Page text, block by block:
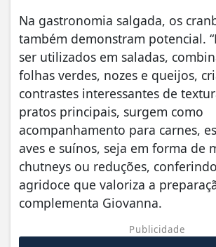
Na gastronomia salgada, os
também demonstram potencial.
ser utilizados em saladas,
folhas verdes, nozes e queijos,
contrastes interessantes de
pratos principais, surgem como
acompanhamento para carnes,
aves e suínos, seja em forma de
chutneys ou reduções,
agridoce que valoriza a
complementa Giovanna.
Publicidade